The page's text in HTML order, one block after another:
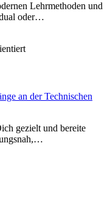
Lehrmethoden und
oder…
gezielt und bereite